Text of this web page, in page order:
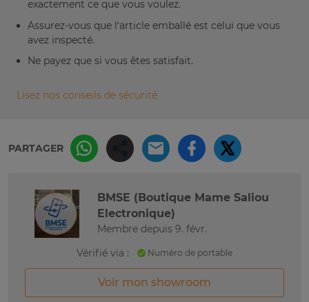
exactement ce que vous voulez.
Assurez-vous que l’article emballé est celui que vous
avez inspecté.
Ne payez que si vous êtes satisfait.
Lisez nos conseils de sécurité
PARTAGER
BMSE (Boutique Mame Saliou
Electronique)
Membre depuis 9. févr.
Vérifié via :
Numéro de portable
Voir mon showroom